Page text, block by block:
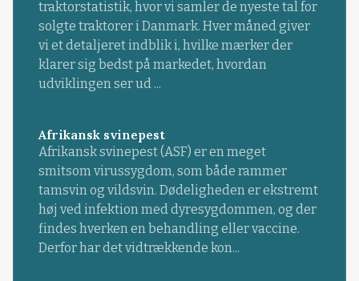
traktorstatistik, hvor vi samler de nyeste tal for
solgte traktorer i Danmark. Hver måned giver
vi et detaljeret indblik i, hvilke mærker der
klarer sig bedst på markedet, hvordan
udviklingen ser ud ...
Afrikansk svinepest
Afrikansk svinepest (ASF) er en meget
smitsom virussygdom, som både rammer
tamsvin og vildsvin. Dødeligheden er ekstremt
høj ved infektion med dyresygdommen, og der
findes hverken en behandling eller vaccine.
Derfor har det vidtrækkende kon...